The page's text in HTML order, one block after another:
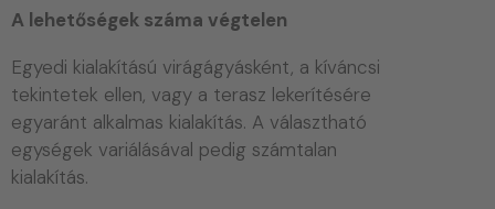
A lehetőségek száma végtelen
Egyedi kialakítású virágágyásként, a kíváncsi
tekintetek ellen, vagy a terasz lekerítésére
egyaránt alkalmas kialakítás. A választható
egységek variálásával pedig számtalan
kialakítás.